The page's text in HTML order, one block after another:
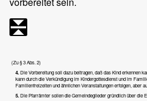
(Zu § 3 Abs. 2)
4.Die Vorbereitung soll dazu beitragen, daß das Kind erkennen
kann durch die Verkündigung im Kindergottesdienst und im
Familienfreizeiten und ähnlichen Veranstaltungen erfolgen, aber
5.Die Pfarrämter sollen die Gemeindeglieder gründlich über die